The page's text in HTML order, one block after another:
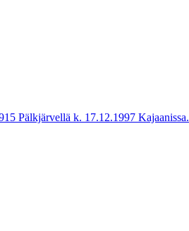
Pälkjärvellä k. 17.12.1997 Kajaanissa.